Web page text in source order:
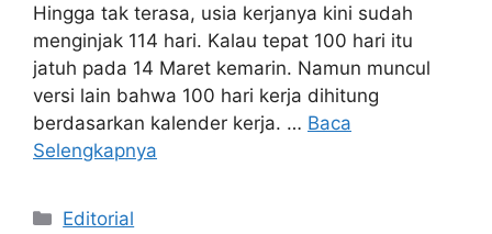
Hingga tak terasa, usia kerjanya kini sudah
menginjak 114 hari. Kalau tepat 100 hari itu
jatuh pada 14 Maret kemarin. Namun muncul
versi lain bahwa 100 hari kerja dihitung
berdasarkan kalender kerja. … Baca
Selengkapnya
Kategori
Editorial